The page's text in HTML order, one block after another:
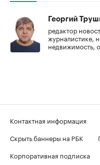
Георгий
редактор
журналистике,
недвижимость,
Контактная информация
Скрыть баннеры на РБК
Корпоративная подписка